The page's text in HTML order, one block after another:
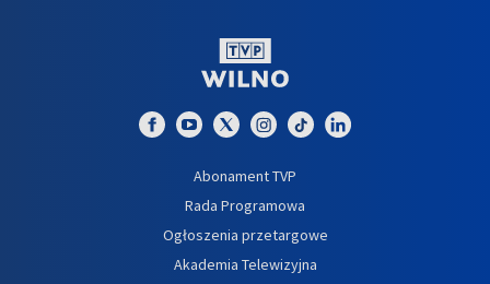
Abonament TVP
Rada Programowa
Ogłoszenia przetargowe
Akademia Telewizyjna